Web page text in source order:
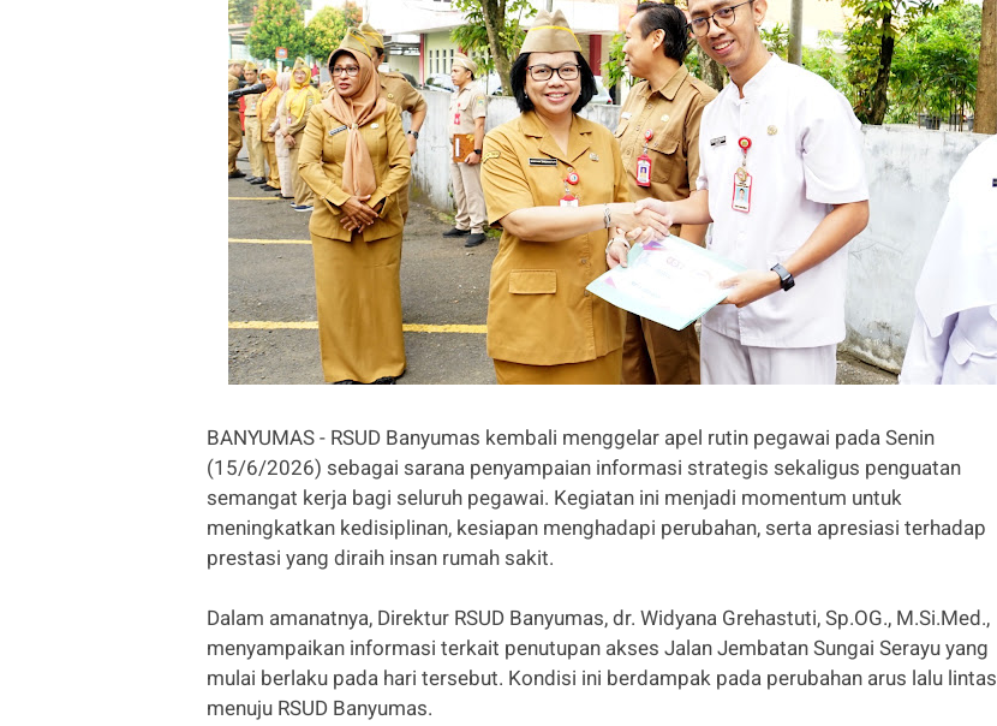
BANYUMAS - RSUD Banyumas kembali menggelar apel rutin pegawai pada Senin
(15/6/2026) sebagai sarana penyampaian informasi strategis sekaligus penguatan
semangat kerja bagi seluruh pegawai. Kegiatan ini menjadi momentum untuk
meningkatkan kedisiplinan, kesiapan menghadapi perubahan, serta apresiasi terhadap
prestasi yang diraih insan rumah sakit.
Dalam amanatnya, Direktur RSUD Banyumas, dr. Widyana Grehastuti, Sp.OG., M.Si.Med.,
menyampaikan informasi terkait penutupan akses Jalan Jembatan Sungai Serayu yang
mulai berlaku pada hari tersebut. Kondisi ini berdampak pada perubahan arus lalu lintas
menuju RSUD Banyumas.